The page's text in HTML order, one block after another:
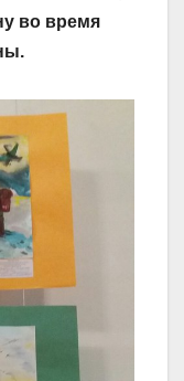
во время